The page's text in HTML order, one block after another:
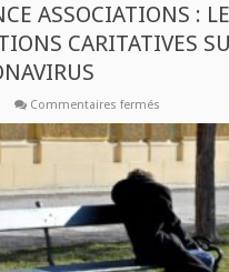
ASSOCIATIONS :
CARITATIVES
Commentaires fermés
:
LES
CARITATIVES
SUR
LE
FRONT
DU